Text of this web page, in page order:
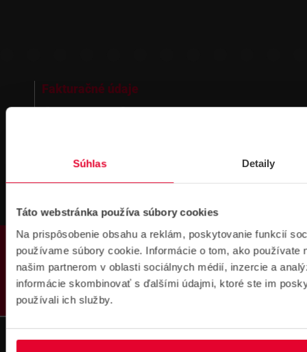
Súhlas Detaily
Táto webstránka používa súbory cookies
Na prispôsobenie obsahu a reklám, poskytovanie funkcií
používame súbory cookie. Informácie o tom, ako používate
našim partnerom v oblasti sociálnych médií, inzercie a
informácie skombinovať s ďalšími údajmi, ktoré ste im
používali ich služby.
PRODUKTY
Fakturačné údaje
odd.: Sa, vl. č.: 7597/B
Pobočka Dubnica nad Váhom
Pobočka Košice
Technická podpora
Fakturačné údaje
Náš tím